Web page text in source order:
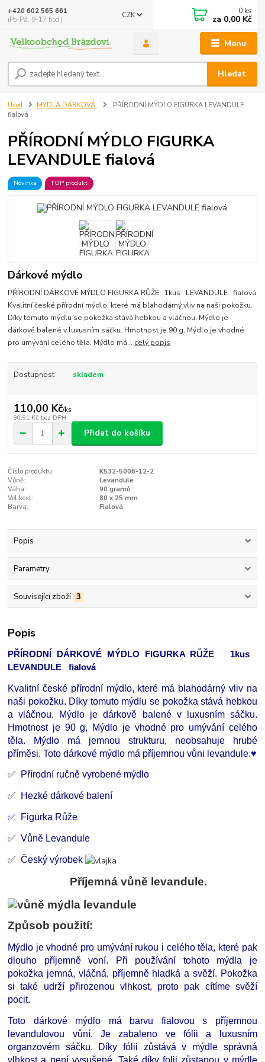
Menu
CZK
Hledat
+420 602 565 661
(Po-Pá, 9-17 hod.)
0 ks
za 0,00 Kč
Úvod MÝDLA DÁRKOVÁ
PŘÍRODNÍ MÝDLO FIGURKA LEVANDULE
fialová
PŘÍRODNÍ MÝDLO FIGURKA
LEVANDULE fialová
Novinka TOP produkt
Dárkové mýdlo
PŘÍRODNÍ DÁRKOVÉ MÝDLO FIGURKA RŮŽE 1kus LEVANDULE fialová
Kvalitní české přírodní mýdlo, které má blahodárný vliv na naši pokožku.
Díky tomuto mýdlu se pokožka stává hebkou a vláčnou. Mýdlo je
dárkově balené v luxusním sáčku. Hmotnost je 90 g, Mýdlo je vhodné
pro umývání celého těla. Mýdlo má... celý popis
Dostupnost skladem
110,00 Kč/ks
90,91 Kč bez DPH
Přidat do košíku
Číslo produktu:
K532-5006-12-2
Vůně:
Levandule
Váha:
90 gramů
Velikost:
80 x 25 mm
Barva:
Fialová
Popis
Parametry
Související zboží 3
Popis
PŘÍRODNÍ DÁRKOVÉ MÝDLO FIGURKA RŮŽE 1kus
LEVANDULE fialová
Kvalitní české přírodní mýdlo, které má blahodárný vliv na
naši pokožku. Díky tomuto mýdlu se pokožka stává hebkou
a vláčnou. Mýdlo je dárkově balené v luxusním sáčku.
Hmotnost je 90 g, Mýdlo je vhodné pro umývání celého
těla. Mýdlo má jemnou strukturu, neobsahuje hrubé
příměsi. Toto dárkové mýdlo má příjemnou vůni levandule.♥
✅ Přírodní ručně vyrobené mýdlo
✅ Hezké dárkové balení
✅ Figurka Růže
✅ Vůně Levandule
✅Český výrobek
Příjemná vůně levandule.
Způsob použití:
Mýdlo je vhodné pro umývání rukou i celého těla, které pak
dlouho příjemně voní. Při používání tohoto mýdla je
pokožka jemná, vláčná, příjemně hladká a svěží. Pokožka
si také udrží přirozenou vlhkost, proto pak cítíme svěží
pocit.
Toto dárkové mýdlo má barvu fialovou s příjemnou
levandulovou vůní. Je zabaleno ve fólii a luxusním
organzovém sáčku. Díky fólii zůstává v mýdle správná
vlhkost a není vysušené. Také díky folii zůstanou v mýdle